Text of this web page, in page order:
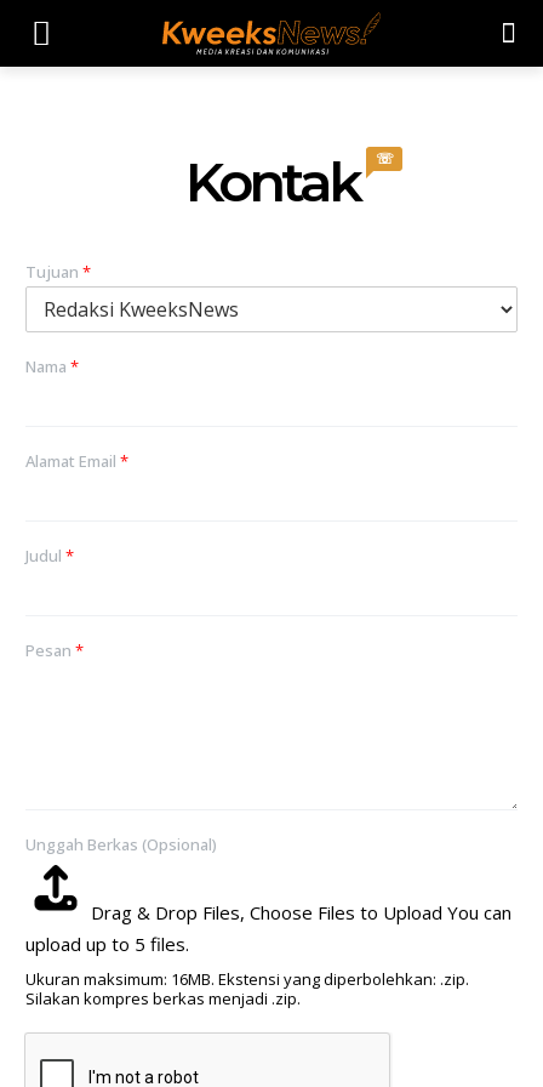
Kontak ☏
Tujuan *
Nama *
Alamat Email *
Judul *
Pesan *
Unggah Berkas (Opsional)
Drag & Drop Files, Choose Files to Upload You can
upload up to 5 files.
Ukuran maksimum: 16MB. Ekstensi yang diperbolehkan: .zip.
Silakan kompres berkas menjadi .zip.